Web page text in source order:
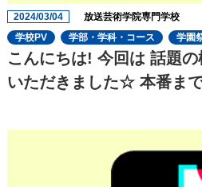
2024/03/04 放送芸術学院専門学校
学校PV
学部・学科・コース 学園
こんにちは! 今回は 話題
いただきました☆ 本番までついに1ヶ月を切
これからも期待です!